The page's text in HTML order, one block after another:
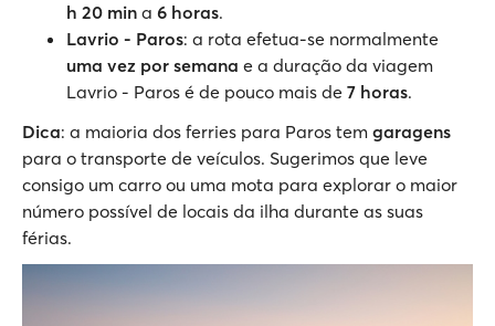
h 20 min a 6 horas.
Lavrio - Paros: a rota efetua-se normalmente
uma vez por semana e a duração da viagem
Lavrio - Paros é de pouco mais de 7 horas.
Dica: a maioria dos ferries para Paros tem garagens
para o transporte de veículos. Sugerimos que leve
consigo um carro ou uma mota para explorar o maior
número possível de locais da ilha durante as suas
férias.